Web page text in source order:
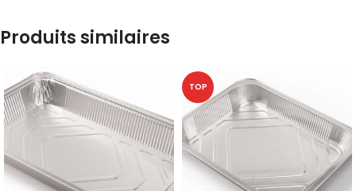
Produits similaires
TOP